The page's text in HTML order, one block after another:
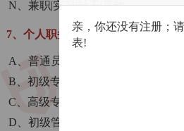
N、兼职|实习|社工|其他
7、个人职务
A、普通员工
B、初级专业人士
C、高级专业人士
D、初级管理（主管级/一般经理级）
亲，你还没有注册；
表!